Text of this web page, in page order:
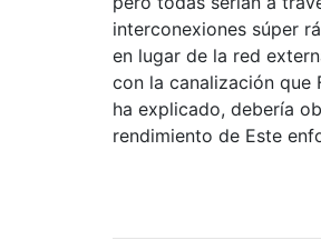
interconexiones súper
en lugar de la red
con la canalización que
ha explicado, debería
rendimiento de Este